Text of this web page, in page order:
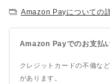
Amazon Payについての
Amazon Payでのお支払
クレジットカードの不備な
があります。